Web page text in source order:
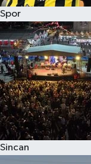
Spor
Sincan